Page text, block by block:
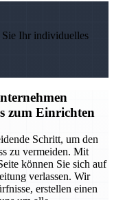
Sie Ihr individuelles
zum Einrichten
Schritt, um den
zu vermeiden. Mit
können Sie sich auf
verlassen. Wir
erstellen einen